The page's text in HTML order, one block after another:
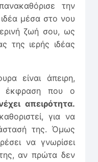
την
μέσα στο νου
ζωή σου, ως
της ιερής ιδέας
είναι άπειρη,
έκφραση που ο
απειρότητα.
για να
της. Όμως
να γνωρίσει
αν πρώτα δεν